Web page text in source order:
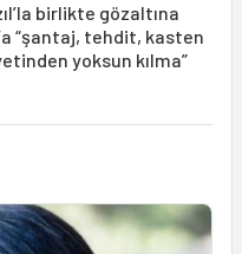
birlikte gözaltına
“şantaj, tehdit, kasten
yoksun kılma”